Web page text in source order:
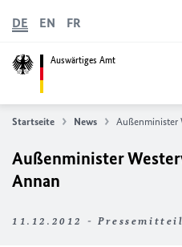
Auswärtiges Amt
DE EN FR
Startseite News Außenminister
Außenminister
Annan
11.12.2012 -